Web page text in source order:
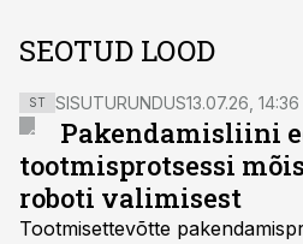
SEOTUD LOOD
ST SISUTURUNDUS13.07.26, 14:36
Pakendamisliini
tootmisprotsessi
roboti valimisest
Tootmisettevõtte